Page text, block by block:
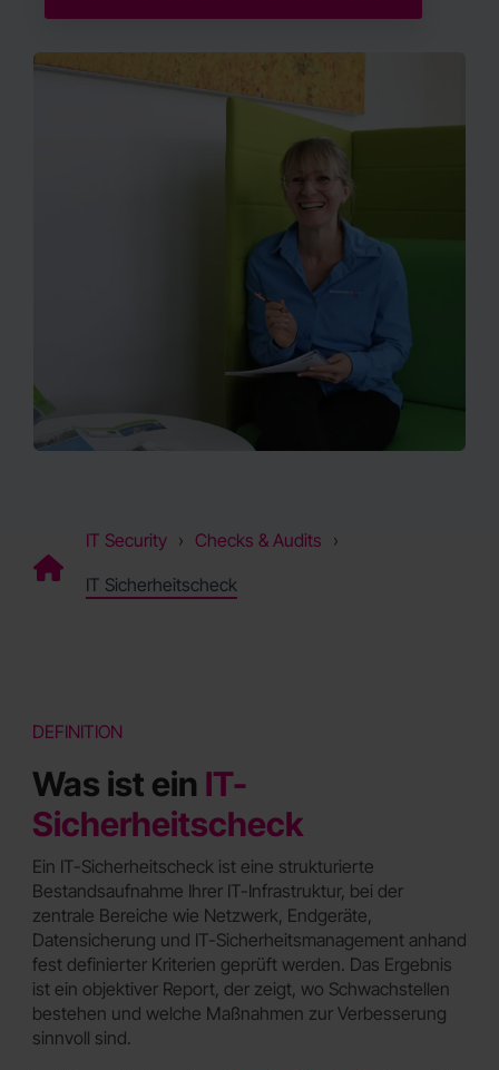
IT Security
Checks & Audits
IT Sicherheitscheck
DEFINITION
Was ist ein IT-
Sicherheitscheck
Ein IT-Sicherheitscheck ist eine strukturierte
Bestandsaufnahme Ihrer IT-Infrastruktur, bei der
zentrale Bereiche wie Netzwerk, Endgeräte,
Datensicherung und IT-Sicherheitsmanagement anhand
fest definierter Kriterien geprüft werden. Das Ergebnis
ist ein objektiver Report, der zeigt, wo Schwachstellen
bestehen und welche Maßnahmen zur Verbesserung
sinnvoll sind.